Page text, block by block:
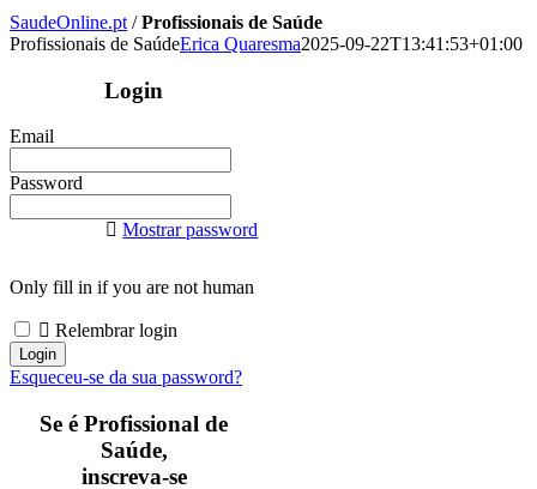
SaudeOnline.pt /Profissionais de Saúde
Profissionais de SaúdeErica Quaresma2025-09-22T13:41:53+01:00
Login
Email
Password
Mostrar password
Only fill in if you are not human
Relembrar login
Esqueceu-se da sua password?
Se é Profissional de
Saúde,
inscreva-se